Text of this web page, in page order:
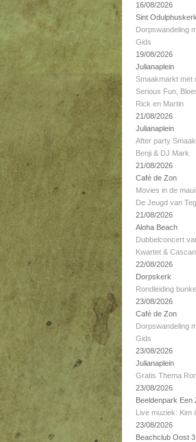
16/08/2026
Sint Odulphuskerk
Dorpswandeling
Gids
19/08/2026
Julianaplein
Smaakmarkt met
Serious Fun,
Rick en Martin
21/08/2026
Julianaplein
After party
Benji & DJ Mark
21/08/2026
Café de Zon
Movies in de
De Jeugd van
21/08/2026
Aloha Beach
Dubbelconcert
Kwartet &
22/08/2026
Dorpskerk
Rondleiding
23/08/2026
Café de Zon
Dorpswandeling
Gids
23/08/2026
Julianaplein
Gratis Thema
23/08/2026
Beeldenpark Een
Live muziek: Kim
23/08/2026
Beachclub Oost 3